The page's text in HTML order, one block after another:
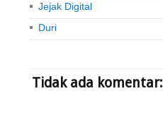
Jejak Digital
Duri
Tidak ada komentar: